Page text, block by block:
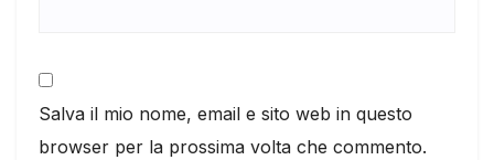
Salva il mio nome, email e sito web in questo
browser per la prossima volta che commento.